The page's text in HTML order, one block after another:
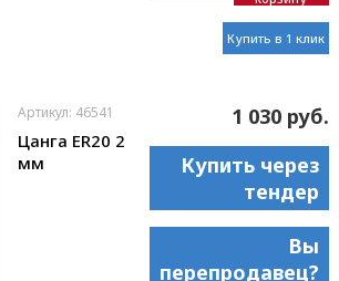
Купить в 1 клик
Артикул: 46541
Цанга ER20 2
мм
1 030 руб.
Купить через
тендер
Вы
перепродавец?